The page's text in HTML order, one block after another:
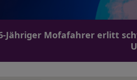
Jähriger Mofafahrer erlitt